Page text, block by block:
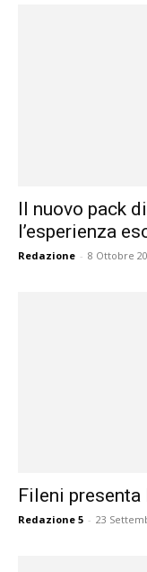
Il nuovo pack
l’esperienza
Redazione - 8 Ottobre
Fileni presenta
Redazione 5 - 23